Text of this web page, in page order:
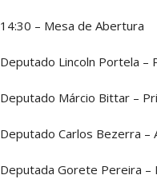
14:30 – Mesa de Abertura
Deputado Lincoln Portela –
Deputado Márcio Bittar –
Deputado Carlos Bezerra
Deputada Gorete Pereira